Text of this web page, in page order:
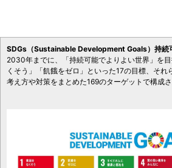
SDGs（Sustainable Development Goals）持続
2030年までに、「持続可能でよりよい世界」を
くそう」「飢餓をゼロ」といった17の目標、それ
考え方や対策をまとめた169のターゲットで構成さ